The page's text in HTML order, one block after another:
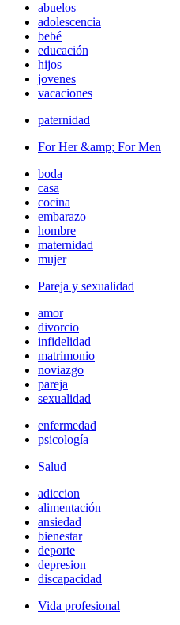
abuelos
adolescencia
bebé
educación
hijos
jovenes
vacaciones
paternidad
For Her &amp; For Men
boda
casa
cocina
embarazo
hombre
maternidad
mujer
Pareja y sexualidad
amor
divorcio
infidelidad
matrimonio
noviazgo
pareja
sexualidad
enfermedad
psicología
Salud
adiccion
alimentación
ansiedad
bienestar
deporte
depresion
discapacidad
Vida profesional